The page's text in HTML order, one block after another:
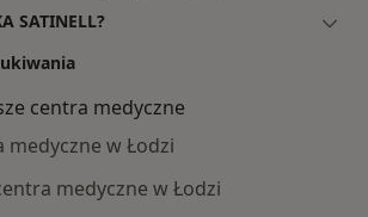
SATINELL?
centra medyczne
w Łodzi
medyczne w Łodzi